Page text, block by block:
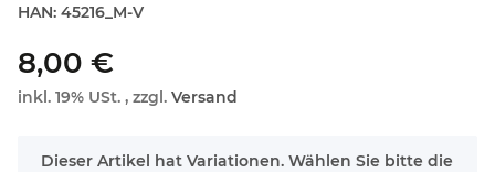
HAN: 45216_M-V
8,00 €
inkl. 19% USt. , zzgl. Versand
x
Dieser Artikel hat Variationen. Wählen Sie bitte die